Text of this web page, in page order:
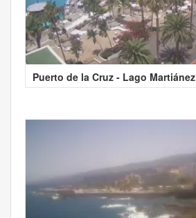
Puerto de la Cruz - Lago Martiánez